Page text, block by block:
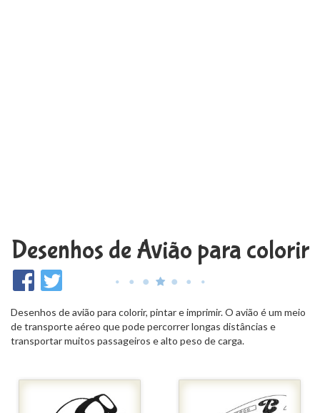
Desenhos de Avião para colorir
Desenhos de avião para colorir, pintar e imprimir. O avião é um meio
de transporte aéreo que pode percorrer longas distâncias e
transportar muitos passageiros e alto peso de carga.